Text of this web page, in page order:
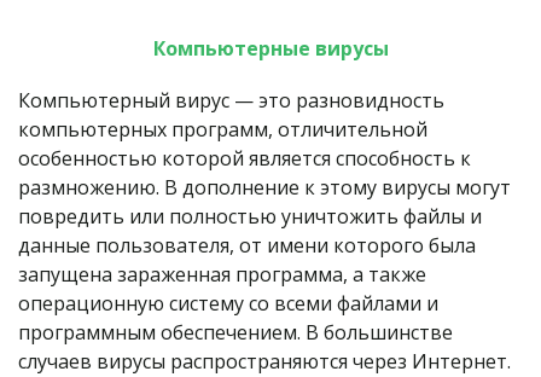
Компьютерные вирусы
Компьютерный вирус — это разновидность
компьютерных программ, отличительной
особенностью которой является способность к
размножению. В дополнение к этому вирусы могут
повредить или полностью уничтожить файлы и
данные пользователя, от имени которого была
запущена зараженная программа, а также
операционную систему со всеми файлами и
программным обеспечением. В большинстве
случаев вирусы распространяются через Интернет.